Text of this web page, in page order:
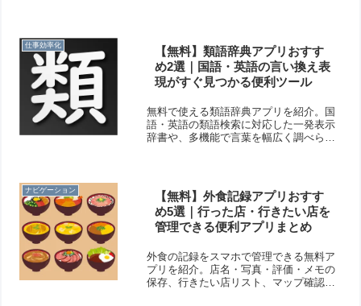
仕事効率化
【無料】類語辞典アプリおすす
め2選｜国語・英語の言い換え表
現がすぐ見つかる便利ツール
無料で使える類語辞典アプリを紹介。国
語・英語の類語検索に対応した一発表示
辞書や、多機能で言葉を幅広く調べられ
ナビゲーション
【無料】外食記録アプリおすす
め5選｜行った店・行きたい店を
管理できる便利アプリまとめ
外食の記録をスマホで管理できる無料ア
プリを紹介。店名・写真・評価・メモの
保存、行きたい店リスト、マップ確認、